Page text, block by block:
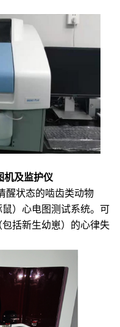
机及监护仪
醒状态的啮齿类动物
鼠）心电图测试系统。可
括新生幼崽）的心律失